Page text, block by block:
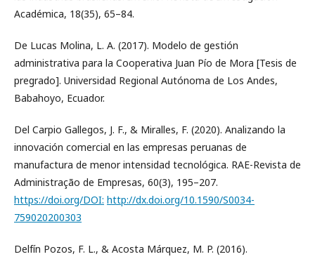
Académica, 18(35), 65–84.
De Lucas Molina, L. A. (2017). Modelo de gestión
administrativa para la Cooperativa Juan Pío de Mora [Tesis de
pregrado]. Universidad Regional Autónoma de Los Andes,
Babahoyo, Ecuador.
Del Carpio Gallegos, J. F., & Miralles, F. (2020). Analizando la
innovación comercial en las empresas peruanas de
manufactura de menor intensidad tecnológica. RAE-Revista de
Administração de Empresas, 60(3), 195–207.
https://doi.org/DOI: http://dx.doi.org/10.1590/S0034-
759020200303
Delfín Pozos, F. L., & Acosta Márquez, M. P. (2016).